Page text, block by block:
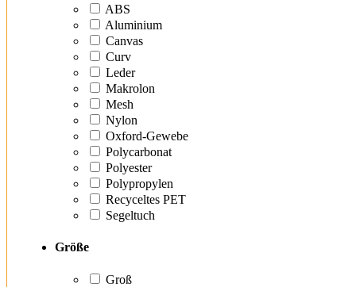
ABS
Aluminium
Canvas
Curv
Leder
Makrolon
Mesh
Nylon
Oxford-Gewebe
Polycarbonat
Polyester
Polypropylen
Recyceltes PET
Segeltuch
Größe
Groß